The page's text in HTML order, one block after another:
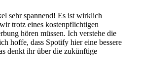
sehr spannend! Es ist wirklich
trotz eines kostenpflichtigen
hören müssen. Ich verstehe die
hoffe, dass Spotify hier eine bessere
denkt ihr über die zukünftige